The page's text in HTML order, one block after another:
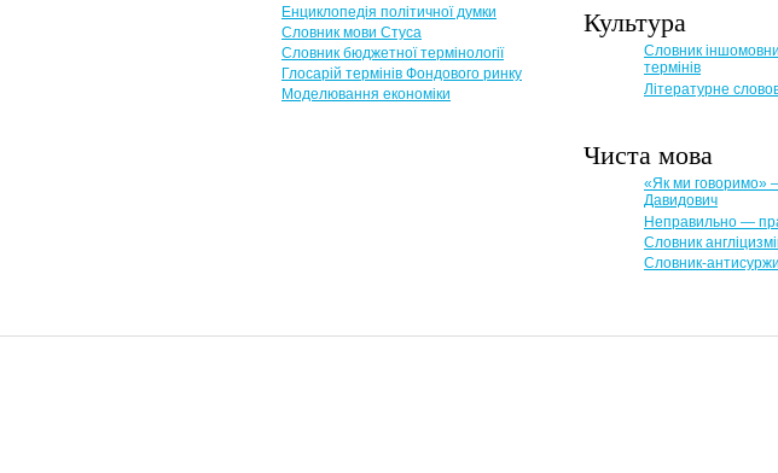
Енциклопедія політичної думки
Словник мови Стуса
Словник бюджетної термінології
Глосарій термінів Фондового ринку
Моделювання економіки
Культура
Словник
термінів
Літературне
Чиста мова
«Як ми говоримо»
Давидович
Неправильно —
Словник
Словник-